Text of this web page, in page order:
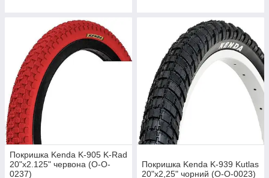
Покришка Kenda K-905 K-Rad
20"x2.125" червона (O-O-
0237)
Покришка Kenda K-939 Kutlas
20"x2,25" чорний (O-O-0023)